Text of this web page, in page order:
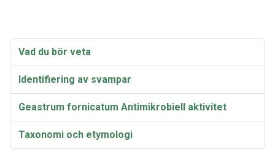
Vad du bör veta
Identifiering av svampar
Geastrum fornicatum Antimikrobiell aktivitet
Taxonomi och etymologi